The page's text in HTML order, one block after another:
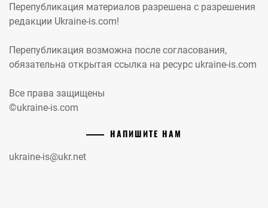
Перепубликация материалов разрешена с разрешения
редакции Ukraine-is.com!
Перепубликация возможна после согласования,
обязательна открытая ссылка на ресурс ukraine-is.com
Все права защищены
©ukraine-is.com
НАПИШИТЕ НАМ
ukraine-is@ukr.net